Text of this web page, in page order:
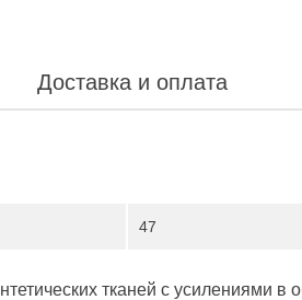
Доставка и оплата
47
тканей с усилениями в